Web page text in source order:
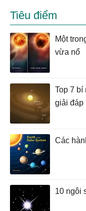
Tiêu điểm
Một
vừa nổ
Top 7 bí
giải đáp
Các
10 ngôi